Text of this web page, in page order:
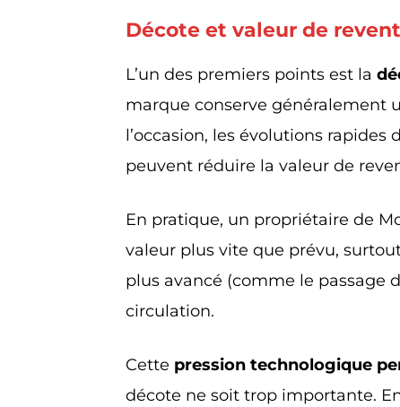
Décote et valeur de
L’un des premiers points est la
marque conserve généralement
l’occasion, les évolutions
peuvent réduire la valeur de
En pratique, un propriétaire de
valeur plus vite que prévu,
plus avancé (comme le passage
circulation.
Cette pression technologique
décote ne soit trop importante.